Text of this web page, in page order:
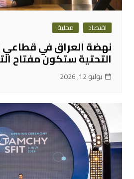
اقتصاد محلية
نهضة العراق في قطاعي
التحتية ستكون مفتاح
يوليو 12, 2026